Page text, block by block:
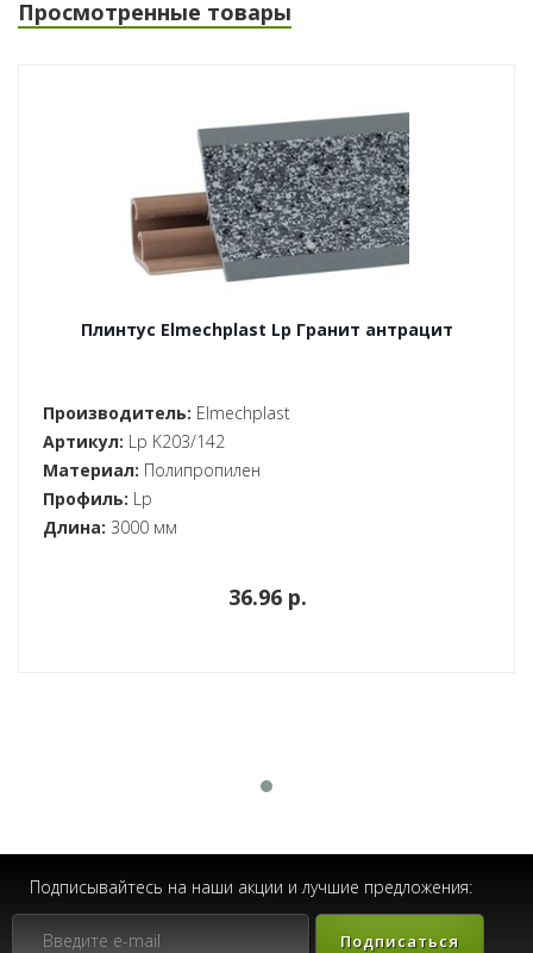
Просмотренные товары
Плинтус Elmechplast Lp Гранит антрацит
Производитель: Elmechplast
Артикул: Lp K203/142
Материал: Полипропилен
Профиль: Lp
Длина: 3000 мм
36.96 p.
Подписывайтесь на наши акции и лучшие предложения:
Подписаться